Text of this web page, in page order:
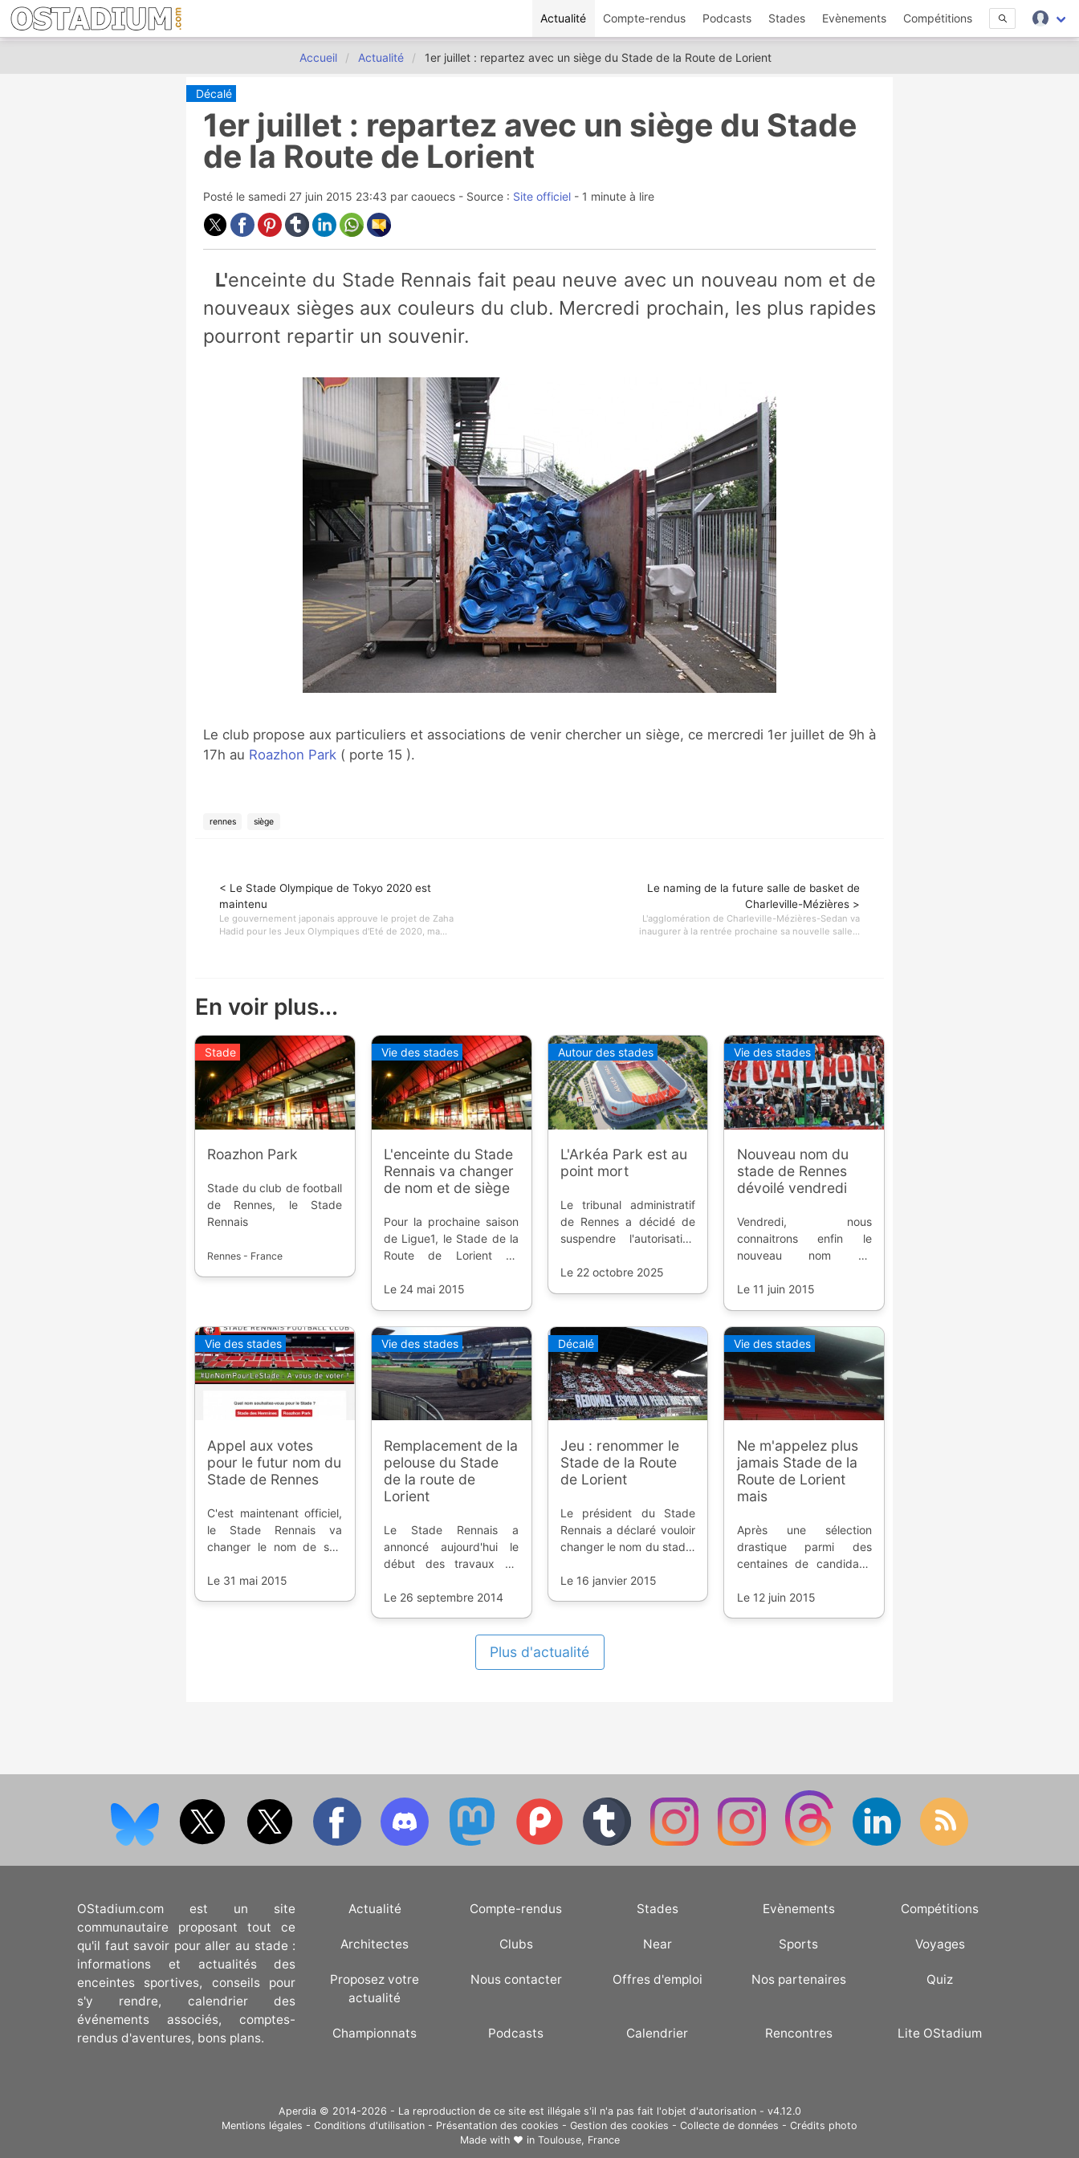
Actualité Compte-rendus Podcasts Stades Evènements Compétitions
Accueil Actualité 1er juillet : repartez avec un siège du Stade de la Route de Lorient
Décalé
1er juillet : repartez avec un siège du Stade
de la Route de Lorient
Posté le samedi 27 juin 2015 23:43 par caouecs - Source : Site officiel- 1 minute à lire
L'enceinte du Stade Rennais fait peau neuve avec un nouveau nom et de
nouveaux sièges aux couleurs du club. Mercredi prochain, les plus rapides
pourront repartir un souvenir.
Le club propose aux particuliers et associations de venir chercher un siège, ce mercredi 1er juillet de 9h à
17h au Roazhon Park( porte 15 ).
rennes siège
< Le Stade Olympique de Tokyo 2020 est
maintenu
Le gouvernement japonais approuve le projet de Zaha
Hadid pour les Jeux Olympiques d'Eté de 2020, ma...
Le naming de la future salle de basket de
Charleville-Mézières >
L'agglomération de Charleville-Mézières-Sedan va
inaugurer à la rentrée prochaine sa nouvelle salle...
En voir plus...
Stade
Roazhon Park
Stade du club de football
de Rennes, le Stade
Rennais
Rennes - France
Vie des stades
L'enceinte du Stade
Rennais va changer
de nom et de siège
Pour la prochaine saison
de Ligue1, le Stade de la
Route de Lorient va
fois-ci c'est officiel. Et de
Le 24 mai 2015
Autour des stades
L'Arkéa Park est au
point mort
Le tribunal administratif
de Rennes a décidé de
suspendre l'autorisation
stade du Stade Brestois
Le 22 octobre 2025
Vie des stades
Nouveau nom du
stade de Rennes
dévoilé vendredi
Vendredi, nous
connaitrons enfin le
nouveau nom de
Rennais : Roazhon Park
Le 11 juin 2015
Vie des stades
Appel aux votes
pour le futur nom du
Stade de Rennes
C'est maintenant officiel,
le Stade Rennais va
changer le nom de son
supporters qui vont
Le 31 mai 2015
Vie des stades
Remplacement de la
pelouse du Stade
de la route de
Lorient
Le Stade Rennais a
annoncé aujourd'hui le
début des travaux de
pelouse du stade où le
face au Toulouse Football
Club a sonné le signal
Le 26 septembre 2014
Décalé
Jeu : renommer le
Stade de la Route
de Lorient
Le président du Stade
Rennais a déclaré vouloir
changer le nom du stade.
fusent, des supporters et
Le 16 janvier 2015
Vie des stades
Ne m'appelez plus
jamais Stade de la
Route de Lorient
mais
Après une sélection
drastique parmi des
centaines de candidats,
nous connaissons enfin le
Le 12 juin 2015
Plus d'actualité
OStadium.com est un site
communautaire proposant tout ce
qu'il faut savoir pour aller au stade :
informations et actualités des
enceintes sportives, conseils pour
s'y rendre, calendrier des
événements associés, comptes-
rendus d'aventures, bons plans.
Actualité Compte-rendus Stades Evènements Compétitions
Architectes Clubs Near Sports Voyages
Proposez votre
actualité
Nous contacter Offres d'emploi Nos partenaires Quiz
Championnats Podcasts Calendrier Rencontres Lite OStadium
Aperdia © 2014-2026 - La reproduction de ce site est illégale s'il n'a pas fait l'objet d'autorisation - v4.12.0
Mentions légales - Conditions d'utilisation - Présentation des cookies - Gestion des cookies - Collecte de données - Crédits photo
Made with ❤ in Toulouse, France